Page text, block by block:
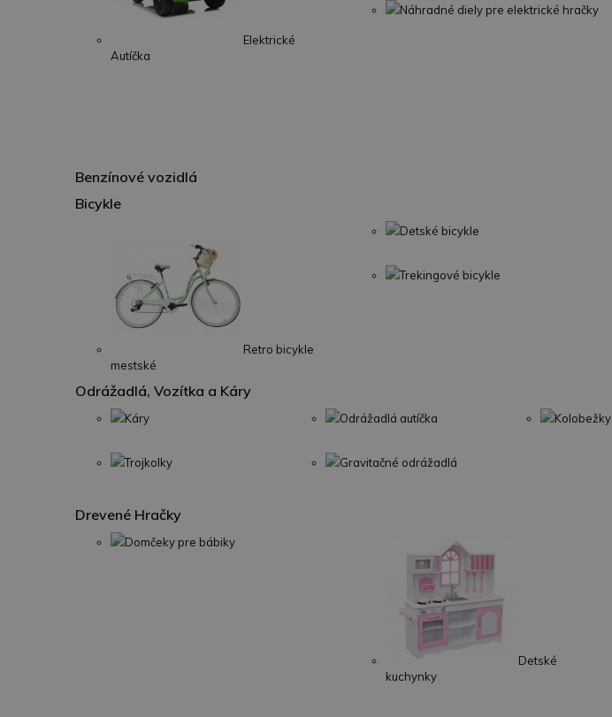
Elektrické
Autíčka
Náhradné diely pre elektrické hračky
Benzínové vozidlá
Bicykle
Retro bicykle
mestské
Detské bicykle
Trekingové bicykle
Odrážadlá, Vozítka a Káry
Káry Odrážadlá autíčka Kolobežky
Trojkolky Gravitačné odrážadlá
Drevené Hračky
Domčeky pre bábiky
Detské
kuchynky